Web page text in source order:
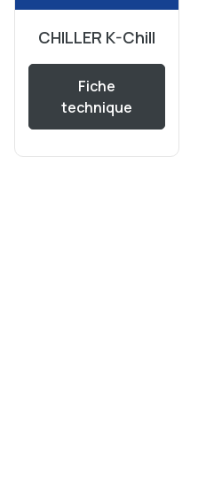
CHILLER K-Chill
Fiche
technique